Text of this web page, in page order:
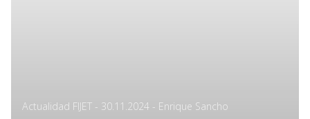
Actualidad FIJET - Posted
30.11.2024 - Enrique Sancho